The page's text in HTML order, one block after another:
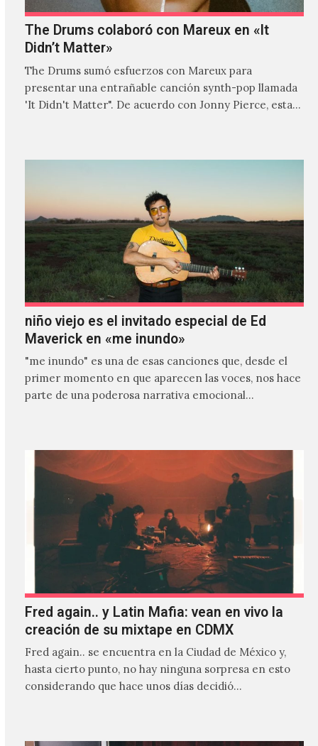
The Drums colaboró con Mareux en «It
Didn’t Matter»
The Drums sumó esfuerzos con Mareux para
presentar una entrañable canción synth-pop llamada
'It Didn't Matter". De acuerdo con Jonny Pierce, esta
niño viejo es el invitado especial de Ed
Maverick en «me inundo»
"me inundo" es una de esas canciones que, desde el
primer momento en que aparecen las voces, nos hace
parte de una poderosa narrativa emocional…
Fred again.. y Latin Mafia: vean en vivo la
creación de su mixtape en CDMX
Fred again.. se encuentra en la Ciudad de México y,
hasta cierto punto, no hay ninguna sorpresa en esto
considerando que hace unos días decidió…